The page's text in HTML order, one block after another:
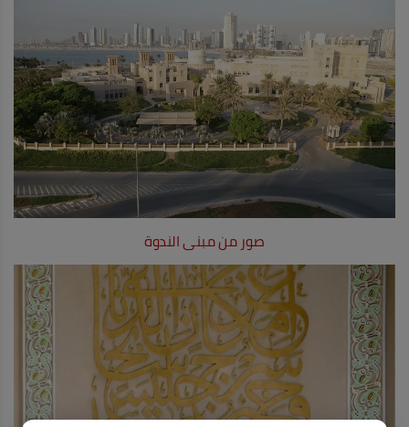
صور من مبنى الندوة